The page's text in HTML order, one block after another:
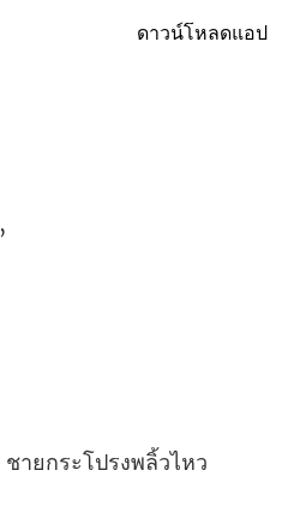
ดาวน์โหลดแอป